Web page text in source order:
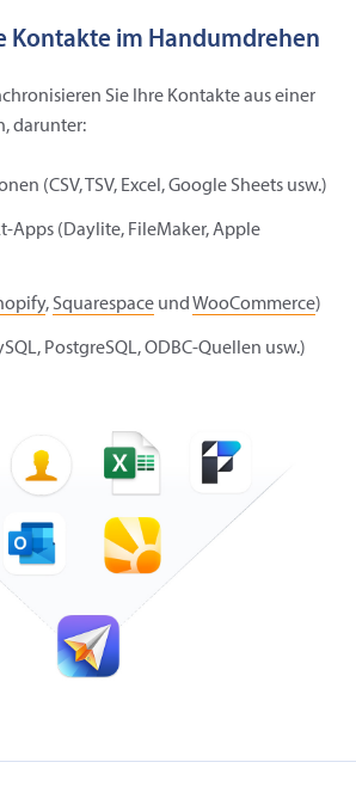
Kontakte im Handumdrehen
Sie Ihre Kontakte aus einer
darunter:
(CSV, TSV, Excel, Google Sheets usw.)
Apps (Daylite, FileMaker, Apple
, Squarespaceund WooCommerce)
PostgreSQL, ODBC-Quellen usw.)